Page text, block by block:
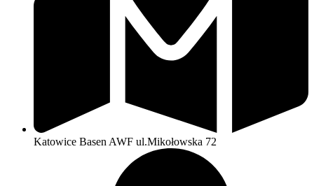
Katowice Basen AWF ul.Mikołowska 72